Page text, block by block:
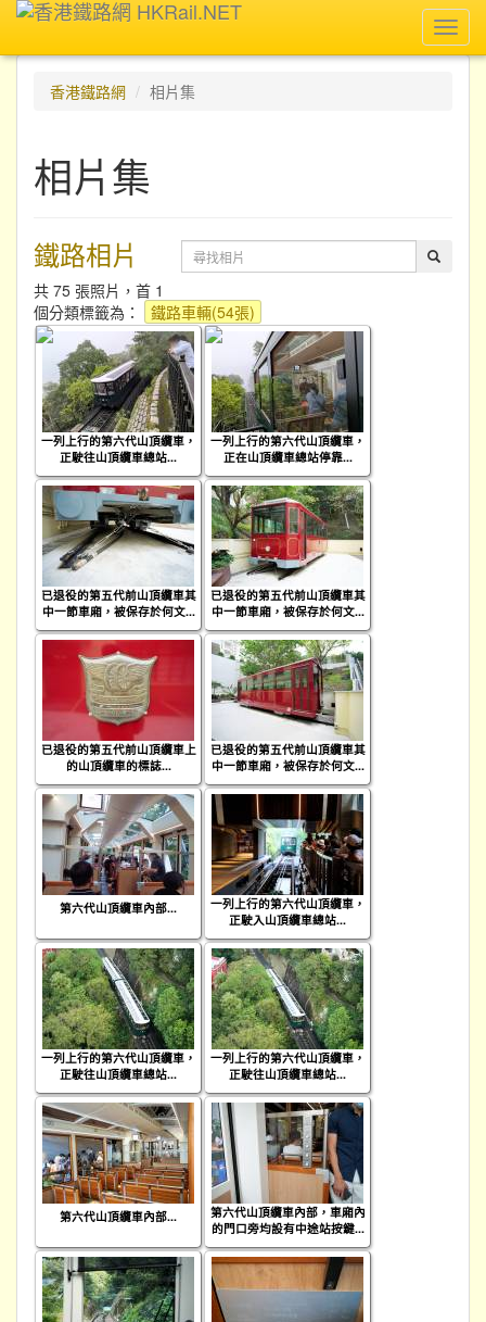
香港鐵路網
相片集
相片集
鐵路相片
共 75 張照片，首 1
個分類標籤為：
鐵路車輛(54張)
一列上行的第六代山頂纜車，
正駛往山頂纜車總站...
一列上行的第六代山頂纜車，
正在山頂纜車總站停靠...
已退役的第五代前山頂纜車其
中一節車廂，被保存於何文...
已退役的第五代前山頂纜車其
中一節車廂，被保存於何文...
已退役的第五代前山頂纜車上
的山頂纜車的標誌...
已退役的第五代前山頂纜車其
中一節車廂，被保存於何文...
第六代山頂纜車內部...
一列上行的第六代山頂纜車，
正駛入山頂纜車總站...
一列上行的第六代山頂纜車，
正駛往山頂纜車總站...
一列上行的第六代山頂纜車，
正駛往山頂纜車總站...
第六代山頂纜車內部...
第六代山頂纜車內部，車廂內
的門口旁均設有中途站按鍵...